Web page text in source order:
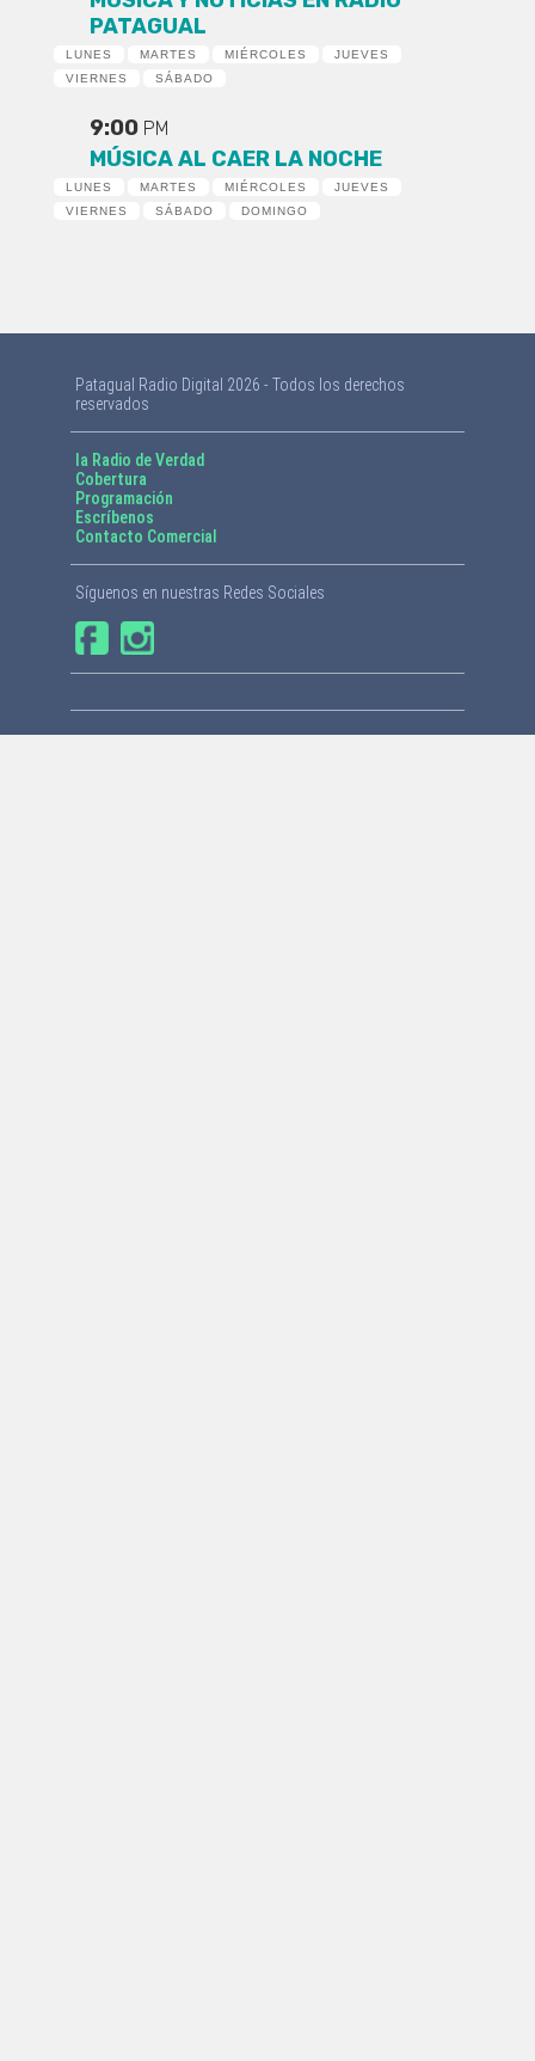
PATAGUAL
LUNES MARTES MIÉRCOLES
JUEVES
VIERNES
SÁBADO
9:00 PM
MÚSICA AL CAER LA NOCHE
LUNES MARTES MIÉRCOLES
JUEVES
VIERNES
SÁBADO DOMINGO
Patagual Radio Digital 2026 - Todos los derechos
reservados
la Radio de Verdad
Cobertura
Programación
Escríbenos
Contacto Comercial
Síguenos en nuestras Redes Sociales